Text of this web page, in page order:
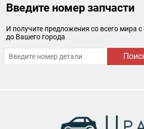
Введите номер запчасти
И получите предложения со всего мира
до Вашего города